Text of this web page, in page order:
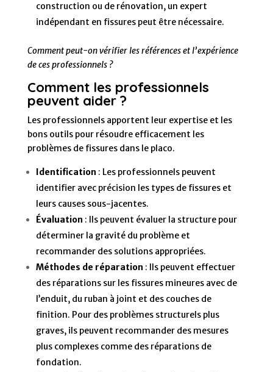
construction ou de rénovation, un expert
indépendant en fissures peut être nécessaire.
Comment peut-on vérifier les références et l’expérience
de ces professionnels ?
Comment les professionnels
peuvent aider ?
Les professionnels apportent leur expertise et les
bons outils pour résoudre efficacement les
problèmes de fissures dans le placo.
Identification : Les professionnels peuvent
identifier avec précision les types de fissures et
leurs causes sous-jacentes.
Évaluation : Ils peuvent évaluer la structure pour
déterminer la gravité du problème et
recommander des solutions appropriées.
Méthodes de réparation : Ils peuvent effectuer
des réparations sur les fissures mineures avec de
l’enduit, du ruban à joint et des couches de
finition. Pour des problèmes structurels plus
graves, ils peuvent recommander des mesures
plus complexes comme des réparations de
fondation.